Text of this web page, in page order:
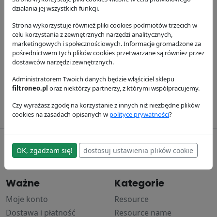
P550779
Donaldson
63.74 zł
Filtr paliwa
P551424
Donaldson
99.52 zł
P953553
Donaldson
247.71 zł
filtroneo.pl
Ważne
Moje konto
Dostawa i płatność
Kategorie
Resource
Resource name
działania jej wszystkich funkcji.
Strona wykorzystuje również pliki cookies podmiotów trzecich w
celu korzystania z zewnętrznych narzędzi analitycznych,
marketingowych i społecznościowych. Informacje gromadzone za
pośrednictwem tych plików cookies przetwarzane są również przez
dostawców narzędzi zewnętrznych.
Administratorem Twoich danych będzie włąściciel sklepu
filtroneo.pl oraz niektórzy partnerzy, z którymi współpracujemy.
Czy wyrażasz zgodę na korzystanie z innych niż niezbędne plików
cookies na zasadach opisanych w polityce prywatności?
OK, zgadzam się! dostosuj ustawienia plików cookie